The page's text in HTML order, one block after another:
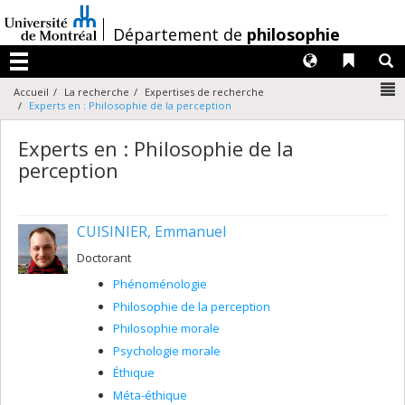
au
contenu
/Département de philosophie
Menu
Liens
Langues
Accueil La recherche
Expertises de recherche
Experts en : Philosophie de la perception
Experts en : Philosophie de la
perception
CUISINIER, Emmanuel
Doctorant
Phénoménologie
Philosophie de la perception
Philosophie morale
Psychologie morale
Éthique
Méta-éthique